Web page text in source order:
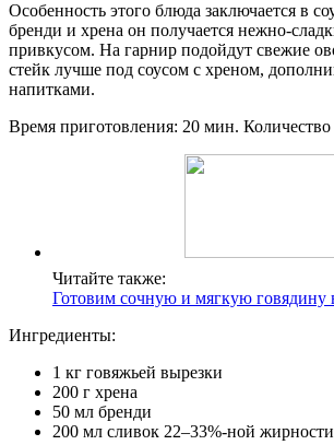
Особенность этого блюда заключается в
бренди и хрена он получается нежно-
привкусом. На гарнир подойдут свежие
стейк лучше под соусом с хреном,
напитками.
Время приготовления: 20 мин.
Читайте также:
Готовим сочную и мягкую говядину
Ингредиенты:
1 кг говяжьей вырезки
200 г хрена
50 мл бренди
200 мл сливок 22–33%-ной жирности